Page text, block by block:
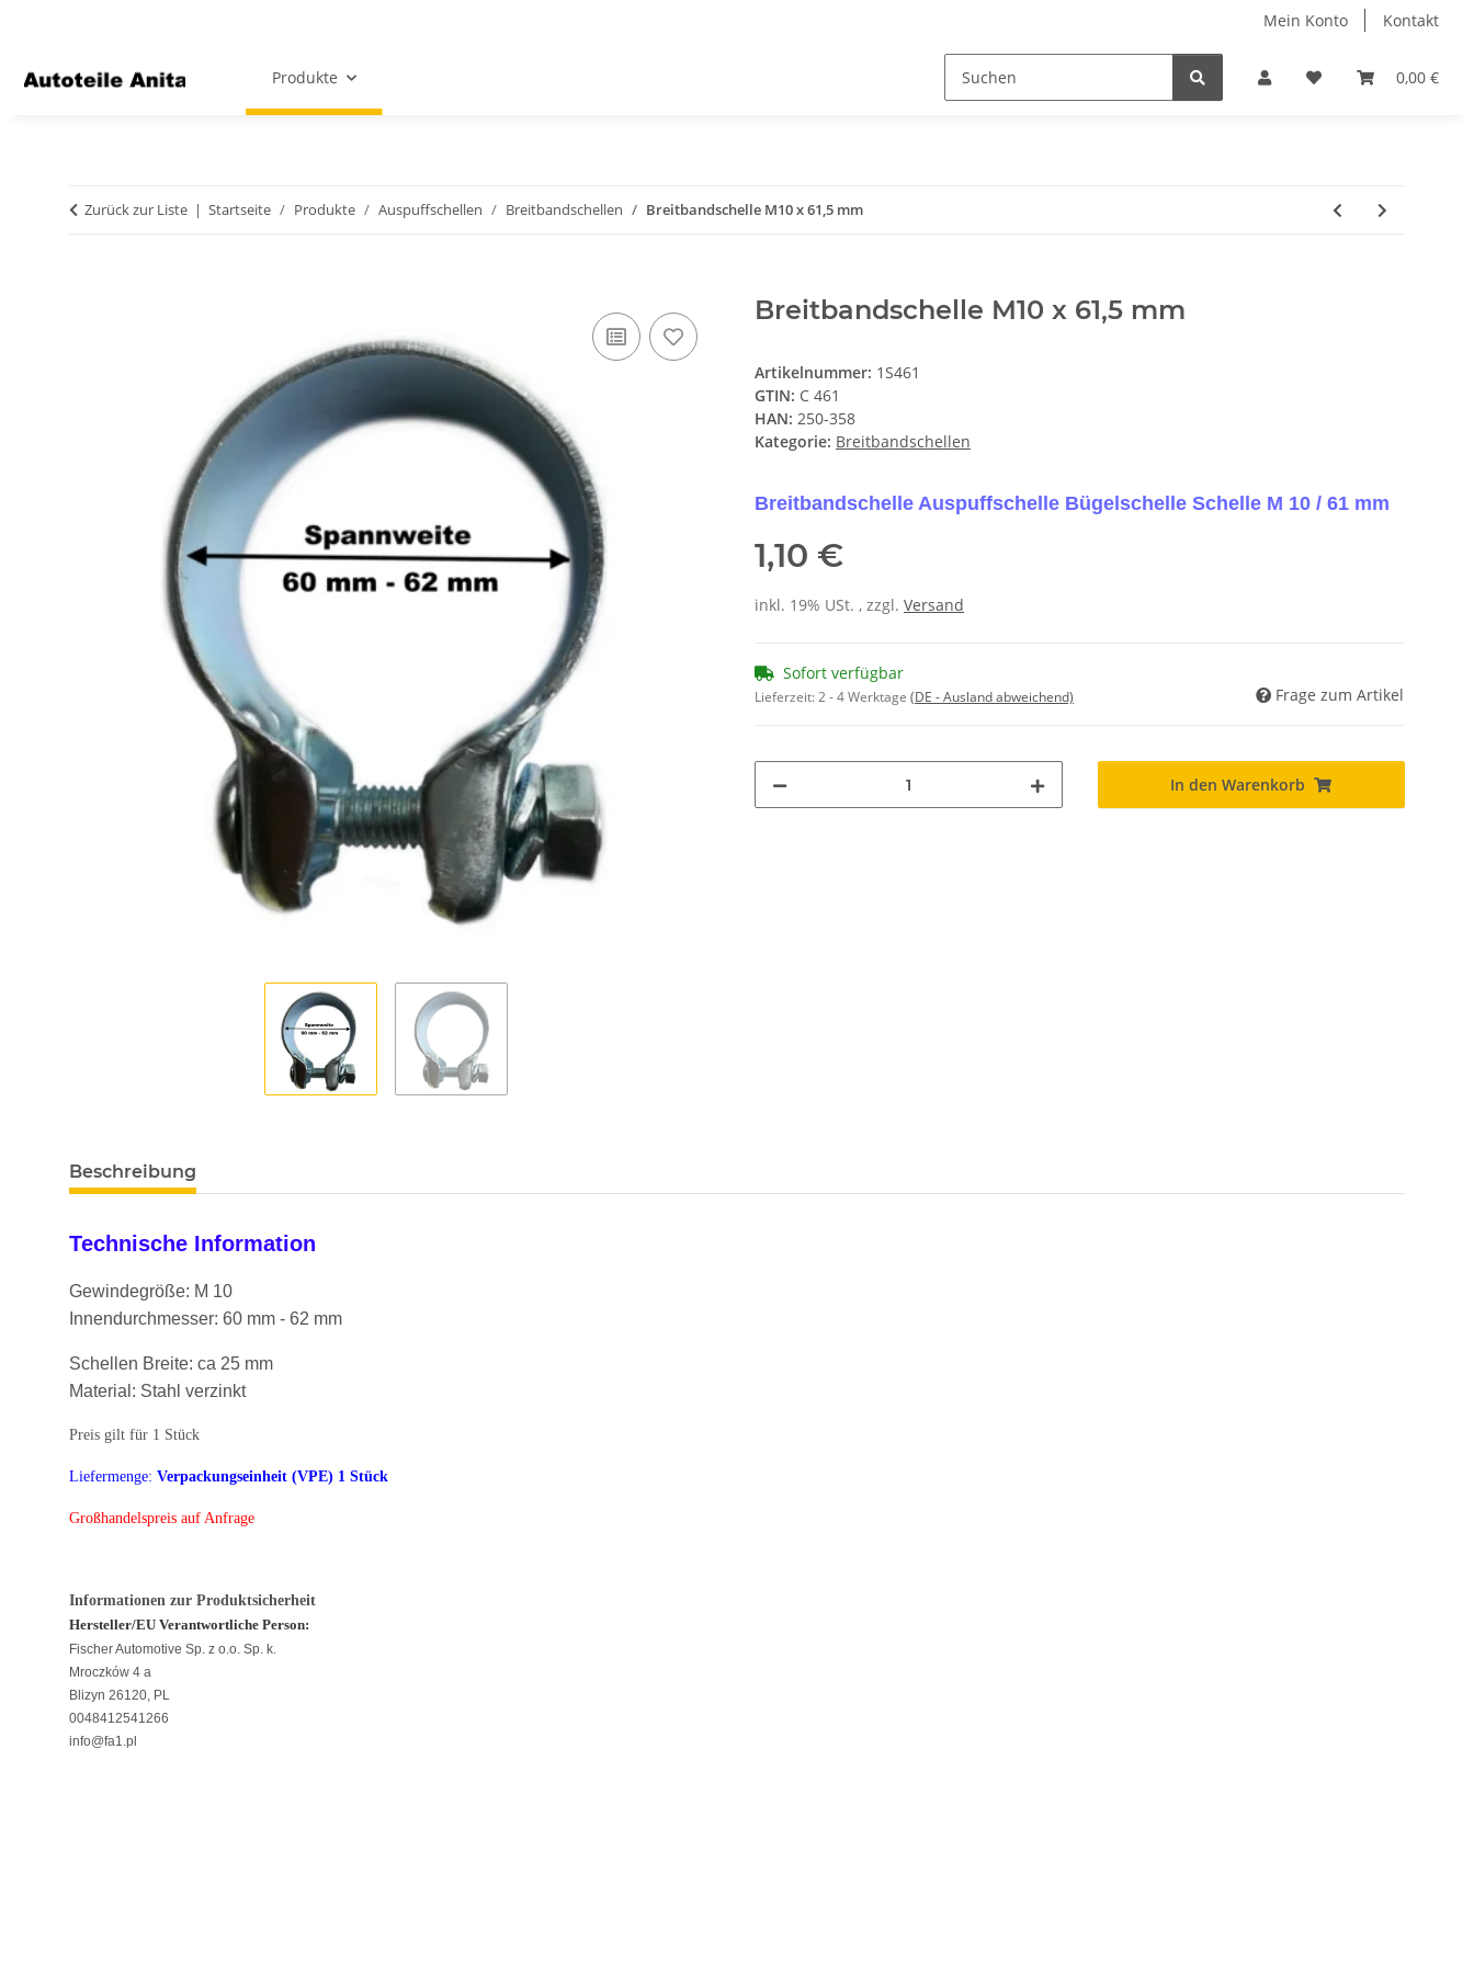
Mein Konto Kontakt
0,00 €
Produkte
Zurück zur Liste Startseite Produkte Auspuffschellen Breitbandschellen Breitbandschelle M10 x 61,5 mm
Breitbandschelle M10 x 61,5 mm
Artikelnummer: 1S461
GTIN: C 461
HAN: 250-358
Kategorie: Breitbandschellen
Breitbandschelle Auspuffschelle Bügelschelle Schelle M 10 / 61 mm
1,10 €
inkl. 19% USt. , zzgl. Versand
Sofort verfügbar
Lieferzeit:2 - 4 Werktage (DE - Ausland abweichend) Frage zum Artikel
In den Warenkorb
Beschreibung
Technische Information
Gewindegröße: M 10
Innendurchmesser: 60 mm - 62 mm
Schellen Breite: ca 25 mm
Material: Stahl verzinkt
Preis gilt für 1 Stück
Liefermenge: Verpackungseinheit (VPE) 1 Stück
Großhandelspreis auf Anfrage
Informationen zur Produktsicherheit
Hersteller/EU Verantwortliche Person:
Fischer Automotive Sp. z o.o. Sp. k.
Mroczków 4 a
Blizyn 26120, PL
0048412541266
info@fa1.pl